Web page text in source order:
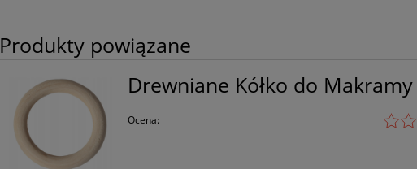
Produkty powiązane
Drewniane Kółko do Makramy
Ocena: